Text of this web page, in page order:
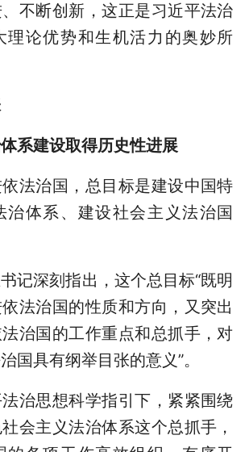
断创新，这正是习近平法治
理论优势和生机活力的奥妙所
建设取得历史性进展
治国，总目标是建设中国特
治体系、建设社会主义法治国
深刻指出，这个总目标“既明
法治国的性质和方向，又突出
治国的工作重点和总抓手，对
国具有纲举目张的意义”。
思想科学指引下，紧紧围绕
会主义法治体系这个总抓手，